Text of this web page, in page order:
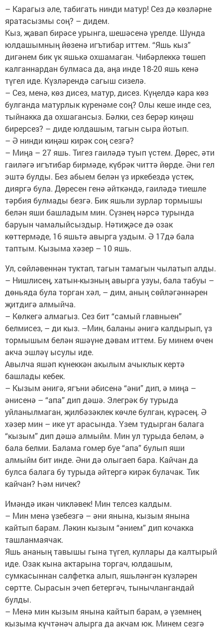
– Карагыз әле, табигать нинди матур! Сез дә көзләрне
яратасызмы соң? – дидем.
Кыз, җавап бирәсе урынга, шешәсенә үрелде. Шунда
юлдашымның йөзенә игътибар иттем. “Яшь кыз”
дигәнем бик үк яшькә охшамаган. Чибәрлеккә төшеп
калганнардан булмаса да, аңа инде 18-20 яшь кенә
түгел иде. Күзләрендә сагыш сизелә.
– Сез, менә, көз дисез, матур, дисез. Күңелдә кара көз
булганда матурлык күренәме соң? Олы кеше инде сез,
тыйнакка да охшагансыз. Бәлки, сез берәр киңәш
бирерсез? – диде юлдашым, тагын сыра йотып.
– Ә нинди киңәш кирәк соң сезгә?
– Миңа – 27 яшь. Тигез гаиләдә туып үстем. Дөрес, әти
гаиләгә игътибар бирмәде, күбрәк читтә йөрде. Әни гел
эштә булды. Без абыем белән үз иркебездә үстек,
дияргә була. Дөресен генә әйткәндә, гаиләдә тиешле
тәрбия булмады безгә. Бик яшьли зурлар тормышы
белән яши башладым мин. Сүзнең нәрсә турында
баруын чамалыйсыздыр. Нәтиҗәсе дә озак
көттермәде, 16 яшьтә авырга уздым. Ә 17дә бала
таптым. Кызыма хәзер – 10 яшь.
Ул, сөйләвеннән туктап, тагын тамагын чылатып алды.
– Нишлисең, хатын-кызның авырга узуы, бала табуы –
дөньяда була торган хәл, – дим, аның сөйләгәннәрен
җитдигә алмыйча.
– Көлкегә алмагыз. Сез бит “самый главныен”
белмисез, – ди кыз. –Мин, баланы әнигә калдырып, үз
тормышым белән яшәүне дәвам иттем. Бу минем өчен
акча эшләү ысулы иде.
Авылча яшәп күнеккән акылым ачыклык кертә
башлады кебек.
– Кызым әнигә, ягъни әбисенә “әни” дип, ә миңа –
әнисенә – “апа” дип дәшә. Элегрәк бу турыда
уйланылмаган, җилбәзәклек көчле булган, күрәсең. Ә
хәзер мин – ике ут арасында. Үзем тудырган балага
“кызым” дип дәшә алмыйм. Мин ул турыда беләм, ә
бала белми. Балама гомер буе “апа” булып яши
алмыйм бит инде. Әни дә олыгаеп бара. Кайчан да
булса балага бу турыда әйтергә кирәк булачак. Тик
кайчан? Һәм ничек?
Имәндә икән чикләвек! Мин телсез калдым.
– Мин менә үзебезгә – әни янына, кызым янына
кайтып барам. Ләкин кызым “әнием” дип кочакка
ташланмаячак.
Яшь ананың тавышы гына түгел, куллары да калтырый
иде. Озак кына актарына торгач, юлдашым,
сумкасыннан салфетка алып, яшьләнгән күзләрен
сөртте. Сырасын эчеп бетергәч, тынычлангандай
булды.
– Менә мин кызым янына кайтып барам, ә үземнең
кызыма күчтәнәч алырга да акчам юк. Минем сезгә